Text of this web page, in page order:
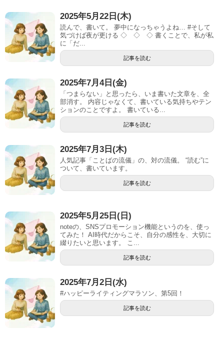
2025年5月22日(木)
読んで、書いて。 夢中になっちゃうよね… #そして
気づけば夜が更ける ◇ ◇ ◇ 書くことで、私が私
に「だ...
記事を読む
2025年7月4日(金)
「つまらない」と思ったら、いま書いた文章を、全
部消す。 内容じゃなくて、書いている気持ちやテン
ションのことですよ。 書いている...
記事を読む
2025年7月3日(木)
人気記事「ことばの流儀」の、対の流儀。 “読む”に
ついて、書いています。
記事を読む
2025年5月25日(日)
noteの、SNSプロモーション機能というのを、使っ
てみた！ AI時代だからこそ、自分の感性を、大切に
綴りたいと思います。 こ...
記事を読む
2025年7月2日(水)
#ハッピーライティングマラソン、第5回！
記事を読む